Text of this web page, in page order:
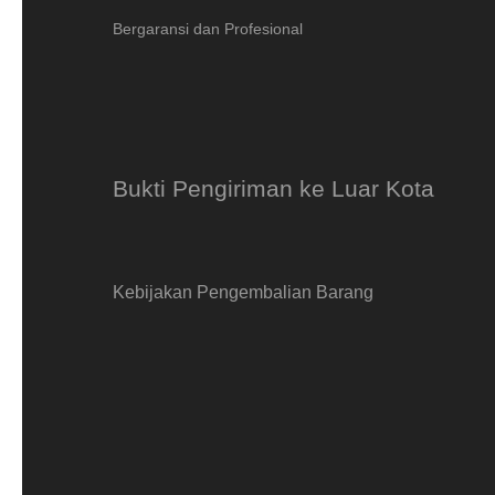
Bergaransi dan Profesional
Bukti Pengiriman ke Luar Kota
Kebijakan Pengembalian Barang